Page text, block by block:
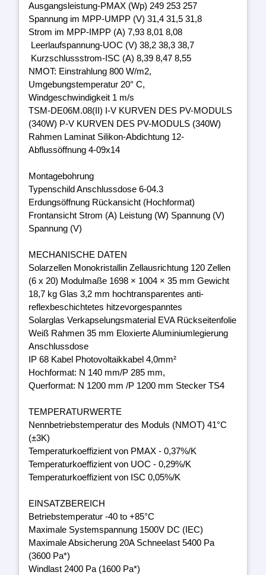
Ausgangsleistung-PMAX (Wp) 249 253 257
Spannung im MPP-UMPP (V) 31,4 31,5 31,8
Strom im MPP-IMPP (A) 7,93 8,01 8,08
Leerlaufspannung-UOC (V) 38,2 38,3 38,7
Kurzschlussstrom-ISC (A) 8,39 8,47 8,55
NMOT: Einstrahlung 800 W/m2,
Umgebungstemperatur 20° C,
Windgeschwindigkeit 1 m/s
TSM-DE06M.08(II) I-V KURVEN DES PV-MODULS
(340W) P-V KURVEN DES PV-MODULS (340W)
Rahmen Laminat Silikon-Abdichtung 12-
Abflussöffnung 4-09x14
Montagebohrung
Typenschild Anschlussdose 6-04.3
Erdungsöffnung Rückansicht (Hochformat)
Frontansicht Strom (A) Leistung (W) Spannung (V)
Spannung (V)
MECHANISCHE DATEN
Solarzellen Monokristallin Zellausrichtung 120 Zellen
(6 x 20) Modulmaße 1698 × 1004 × 35 mm Gewicht
18,7 kg Glas 3,2 mm hochtransparentes anti-
reflexbeschichtetes hitzevorgespanntes
Solarglas Verkapselungsmaterial EVA Rückseitenfolie
Weiß Rahmen 35 mm Eloxierte Aluminiumlegierung
Anschlussdose
IP 68 Kabel Photovoltaikkabel 4,0mm²
Hochformat: N 140 mm/P 285 mm,
Querformat: N 1200 mm /P 1200 mm Stecker TS4
TEMPERATURWERTE
Nennbetriebstemperatur des Moduls (NMOT) 41°C
(±3K)
Temperaturkoeffizient von PMAX - 0,37%/K
Temperaturkoeffizient von UOC - 0,29%/K
Temperaturkoeffizient von ISC 0,05%/K
EINSATZBEREICH
Betriebstemperatur -40 to +85°C
Maximale Systemspannung 1500V DC (IEC)
Maximale Absicherung 20A Schneelast 5400 Pa
(3600 Pa*)
Windlast 2400 Pa (1600 Pa*)